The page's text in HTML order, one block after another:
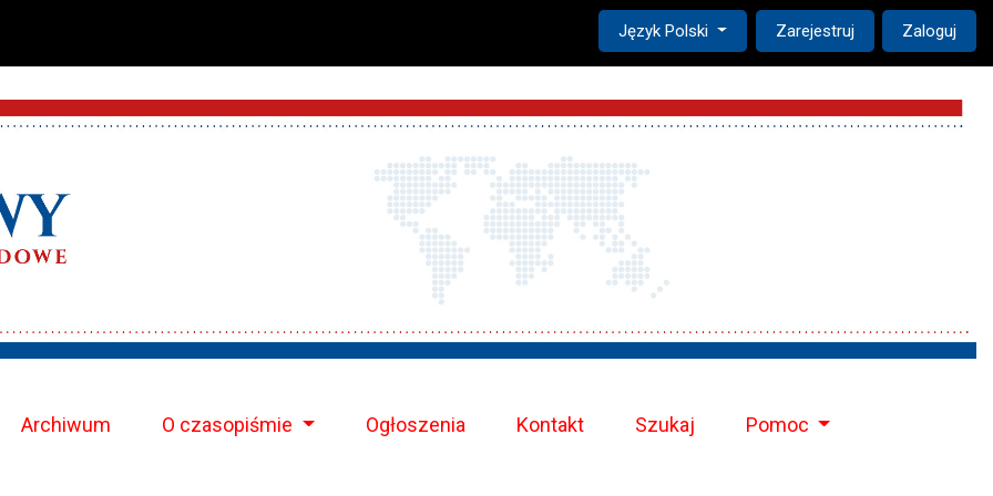
Change the language. The current language is:
Język Polski Zarejestruj Zaloguj
Archiwum O czasopiśmie Ogłoszenia Kontakt Szukaj Pomoc